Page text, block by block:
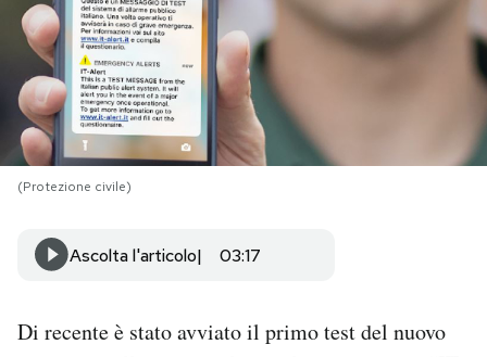
NEWSLETTER
I MIEI PREFERITI
SHOP
CALENDARIO
AREA PERSONALE
(Protezione civile)
Ascolta l'articolo 03:17
Di recente è stato avviato il primo test del nuovo